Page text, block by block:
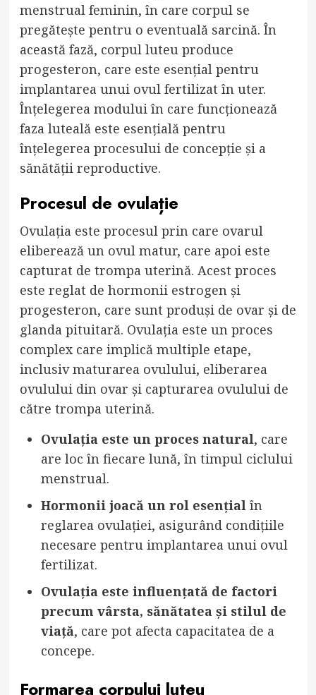
menstrual feminin, în care corpul se
pregătește pentru o eventuală sarcină. În
această fază, corpul luteu produce
progesteron, care este esențial pentru
implantarea unui ovul fertilizat în uter.
Înțelegerea modului în care funcționează
faza luteală este esențială pentru
înțelegerea procesului de concepție și a
sănătății reproductive.
Procesul de ovulație
Ovulația este procesul prin care ovarul
eliberează un ovul matur, care apoi este
capturat de trompa uterină. Acest proces
este reglat de hormonii estrogen și
progesteron, care sunt produși de ovar și de
glanda pituitară. Ovulația este un proces
complex care implică multiple etape,
inclusiv maturarea ovulului, eliberarea
ovulului din ovar și capturarea ovulului de
către trompa uterină.
Ovulația este un proces natural, care
are loc în fiecare lună, în timpul ciclului
menstrual.
Hormonii joacă un rol esențial în
reglarea ovulației, asigurând condițiile
necesare pentru implantarea unui ovul
fertilizat.
Ovulația este influențată de factori
precum vârsta, sănătatea și stilul de
viață, care pot afecta capacitatea de a
concepe.
Formarea corpului luteu